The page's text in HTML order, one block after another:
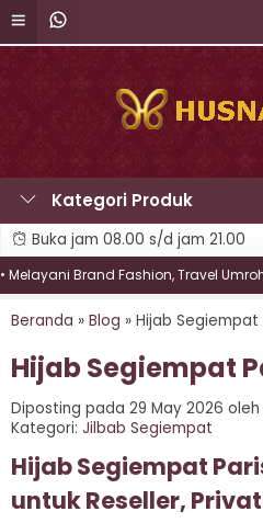
Kategori Produk
Buka jam 08.00 s/d jam 21.00
Brand Fashion, Travel Umroh,
Beranda » Blog » Hijab Segiempat
Hijab Segiempat
Diposting pada 29 May 2026 oleh
Kategori: Jilbab Segiempat
Hijab Segiempat
untuk Reseller,